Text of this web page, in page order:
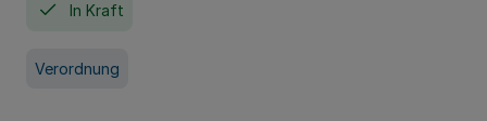
In Kraft
Verordnung